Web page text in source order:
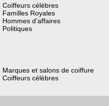
Coiffeurs célèbres
Familles Royales
Hommes d’affaires
Politiques
Marques et salons de coiffure
Coiffeurs célèbres